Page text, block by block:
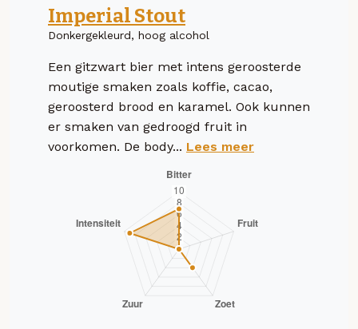
Imperial Stout
Donkergekleurd, hoog alcohol
Een gitzwart bier met intens geroosterde
moutige smaken zoals koffie, cacao,
geroosterd brood en karamel. Ook kunnen
er smaken van gedroogd fruit in
voorkomen. De body... Lees meer